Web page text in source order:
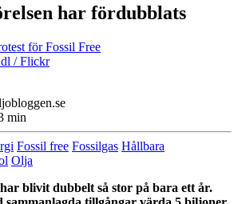
har fördubblats
/ Flickr
min
Fossil free Fossilgas Hållbara
Olja
blivit dubbelt så stor på bara ett år.